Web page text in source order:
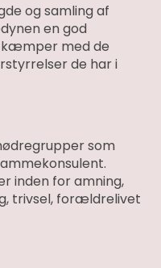
og samling af
en god
kæmper med de
de har i
som
inden for amning,
trivsel, forældrelivet